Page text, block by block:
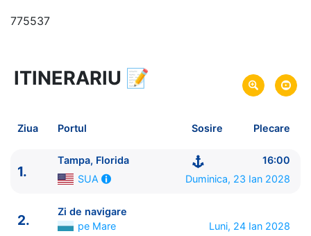
775537
8 zile vacanta de croaziera in
Plecare pe 23 Ian 2028 din Tampa, Florida, SUA
Celebrity Cruises
ITINERARIU 📝
Ziua Portul Sosire Plecare
1.
Tampa, Florida
16:00
SUA
Duminica, 23 Ian 2028
2.
Zi de navigare
pe Mare
Luni, 24 Ian 2028